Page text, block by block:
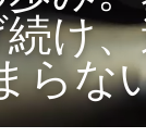
け
らな